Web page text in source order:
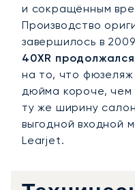
и сокращённым
Производство
завершилось в
40XR
на то, что
дюйма короче, чем
ту же ширину
выгодной входной
Learjet.